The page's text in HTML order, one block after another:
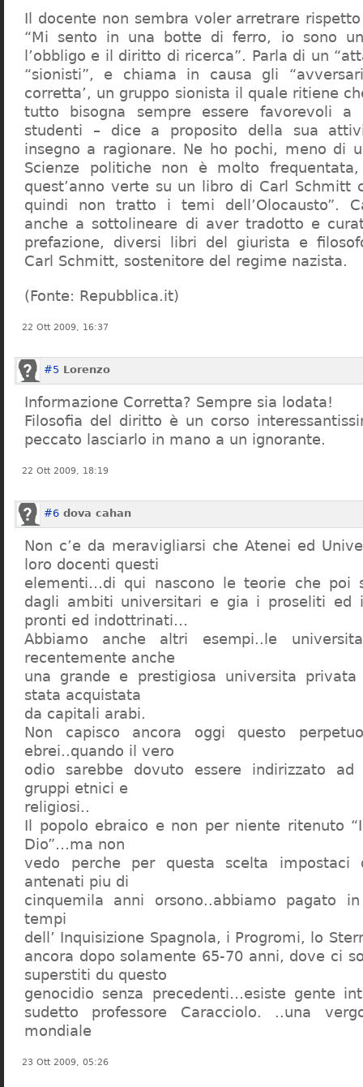
Il docente non sembra voler arretrare
“Mi sento in una botte di ferro, io sono
l’obbligo e il diritto di ricerca”. Parla di un
“sionisti”, e chiama in causa gli
corretta’, un gruppo sionista il quale ritiene
tutto bisogna sempre essere favorevoli a
studenti – dice a proposito della sua
insegno a ragionare. Ne ho pochi, meno di
Scienze politiche non è molto
quest’anno verte su un libro di Carl Schmitt
quindi non tratto i temi dell’Olocausto”.
anche a sottolineare di aver tradotto e
prefazione, diversi libri del giurista e
Carl Schmitt, sostenitore del regime nazista.
(Fonte: Repubblica.it)
22 Ott 2009, 16:37
#5 Lorenzo
Informazione Corretta? Sempre sia lodata!
Filosofia del diritto è un corso
peccato lasciarlo in mano a un ignorante.
22 Ott 2009, 18:19
#6 dova cahan
Non c’e da meravigliarsi che Atenei ed
loro docenti questi
elementi…di qui nascono le teorie che poi
dagli ambiti universitari e gia i proseliti ed
pronti ed indottrinati…
Abbiamo anche altri esempi..le
recentemente anche
una grande e prestigiosa universita
stata acquistata
da capitali arabi.
Non capisco ancora oggi questo
ebrei..quando il vero
odio sarebbe dovuto essere indirizzato
gruppi etnici e
religiosi..
Il popolo ebraico e non per niente ritenuto
Dio”…ma non
vedo perche per questa scelta
antenati piu di
cinquemila anni orsono..abbiamo pagato
tempi
dell’ Inquisizione Spagnola, i Progromi, lo
ancora dopo solamente 65-70 anni, dove ci
superstiti du questo
genocidio senza precedenti…esiste gente
sudetto professore Caracciolo. ..una
mondiale
23 Ott 2009, 05:26